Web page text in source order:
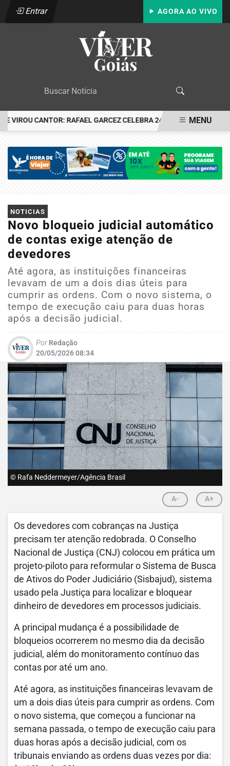
Entrar AGORA AO VIVO
CANTOR: RAFAEL GARCEZ CELEBRA 24 ANOS COM FESTA EM
MENU
NOTICIAS
Novo bloqueio judicial automático
de contas exige atenção de
devedores
Até agora, as instituições financeiras
levavam de um a dois dias úteis para
cumprir as ordens. Com o novo sistema, o
tempo de execução caiu para duas horas
após a decisão judicial.
Por Redação
20/05/2026 08:34
© Rafa Neddermeyer/Agência Brasil
A- A+
Os devedores com cobranças na Justiça
precisam ter atenção redobrada. O Conselho
Nacional de Justiça (CNJ) colocou em prática um
projeto-piloto para reformular o Sistema de Busca
de Ativos do Poder Judiciário (Sisbajud), sistema
usado pela Justiça para localizar e bloquear
dinheiro de devedores em processos judiciais.
A principal mudança é a possibilidade de
bloqueios ocorrerem no mesmo dia da decisão
judicial, além do monitoramento contínuo das
contas por até um ano.
Até agora, as instituições financeiras levavam de
um a dois dias úteis para cumprir as ordens. Com
o novo sistema, que começou a funcionar na
semana passada, o tempo de execução caiu para
duas horas após a decisão judicial, com os
tribunais enviando as ordens duas vezes por dia: